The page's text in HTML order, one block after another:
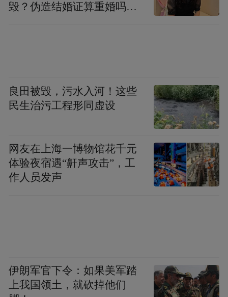
毁？伪造结婚证算重婚吗？
良田被毁，污水入河！这些
民生治污工程形同虚设
网友在上海一博物馆花千元
体验夜宿遇“鼾声攻击”，工
作人员发声
伊朗军官下令：如果美军踏
上我国领土，就砍掉他们